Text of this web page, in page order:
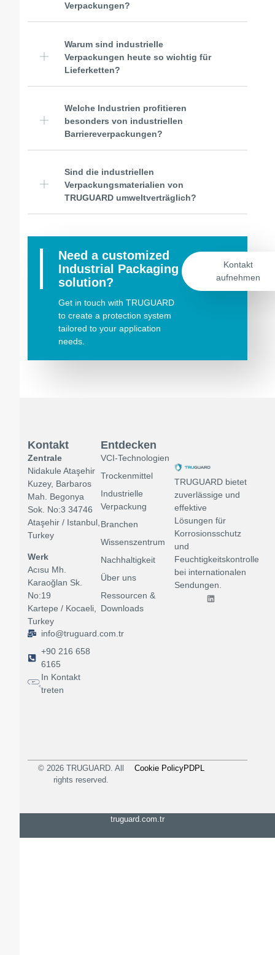
Verpackungen?
Warum sind industrielle
Verpackungen heute so wichtig für
Lieferketten?
Welche Industrien profitieren
besonders von industriellen
Barriereverpackungen?
Sind die industriellen
Verpackungsmaterialien von
TRUGUARD umweltverträglich?
Need a customized
Industrial Packaging
solution?
Get in touch with TRUGUARD
to create a protection system
tailored to your application
needs.
Kontakt
aufnehmen
TRUGUARD bietet
zuverlässige und
effektive
Lösungen für
Korrosionsschutz
und
Feuchtigkeitskontrolle
bei internationalen
Sendungen.
Entdecken
VCI-Technologien
Trockenmittel
Industrielle
Verpackung
Branchen
Wissenszentrum
Nachhaltigkeit
Über uns
Ressourcen &
Downloads
Kontakt
Zentrale
Nidakule Ataşehir
Kuzey, Barbaros
Mah. Begonya
Sok. No:3 34746
Ataşehir / Istanbul,
Turkey
Werk
Acısu Mh.
Karaoğlan Sk.
No:19
Kartepe / Kocaeli,
Turkey
info@truguard.com.tr
+90 216 658
6165
In Kontakt
treten
© 2026 TRUGUARD. All
rights reserved.
Cookie PolicyPDPL
truguard.com.tr